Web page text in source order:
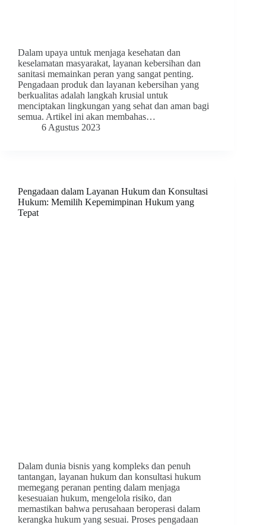
Dalam upaya untuk menjaga kesehatan dan
keselamatan masyarakat, layanan kebersihan dan
sanitasi memainkan peran yang sangat penting.
Pengadaan produk dan layanan kebersihan yang
berkualitas adalah langkah krusial untuk
menciptakan lingkungan yang sehat dan aman bagi
semua. Artikel ini akan membahas…
6 Agustus 2023
Pengadaan dalam Layanan Hukum dan Konsultasi
Hukum: Memilih Kepemimpinan Hukum yang
Tepat
Dalam dunia bisnis yang kompleks dan penuh
tantangan, layanan hukum dan konsultasi hukum
memegang peranan penting dalam menjaga
kesesuaian hukum, mengelola risiko, dan
memastikan bahwa perusahaan beroperasi dalam
kerangka hukum yang sesuai. Proses pengadaan